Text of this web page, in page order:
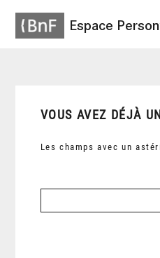
Espace
VOUS AVEZ DÉJÀ
Les champs avec un